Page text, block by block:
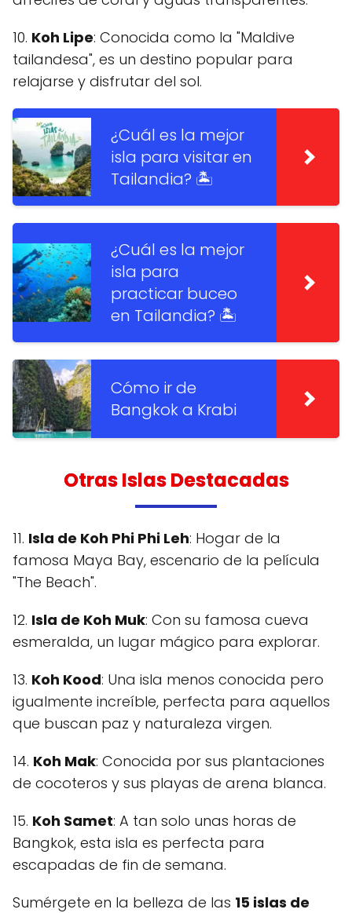
10. Koh Lipe: Conocida como la "Maldive
tailandesa", es un destino popular para
relajarse y disfrutar del sol.
¿Cuál es la mejor
isla para visitar en
Tailandia? 🏝️
¿Cuál es la mejor
isla para
practicar buceo
en Tailandia? 🏝️
Cómo ir de
Bangkok a Krabi
Otras Islas Destacadas
11. Isla de Koh Phi Phi Leh: Hogar de la
famosa Maya Bay, escenario de la película
"The Beach".
12. Isla de Koh Muk: Con su famosa cueva
esmeralda, un lugar mágico para explorar.
13. Koh Kood: Una isla menos conocida pero
igualmente increíble, perfecta para aquellos
que buscan paz y naturaleza virgen.
14. Koh Mak: Conocida por sus plantaciones
de cocoteros y sus playas de arena blanca.
15. Koh Samet: A tan solo unas horas de
Bangkok, esta isla es perfecta para
escapadas de fin de semana.
Sumérgete en la belleza de las 15 islas de